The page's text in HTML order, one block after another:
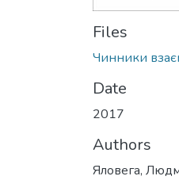
Files
Чинники
Date
2017
Authors
Яловега,